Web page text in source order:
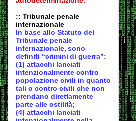
:: Tribunale penale
internazionale
In base allo Statuto del
Tribunale penale
internazionale, sono
definiti “crimini di guerra”:
(1) attacchi lanciati
intenzionalmente contro
popolazione civili in quanto
tali o contro civili che non
prendano direttamente
parte alle ostilità;
(4) attacchi lanciati